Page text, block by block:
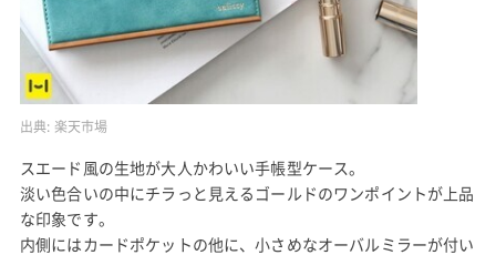
出典: 楽天市場
スエード風の生地が大人かわいい手帳型ケース。
淡い色合いの中にチラっと見えるゴールドのワンポイントが上品
な印象です。
内側にはカードポケットの他に、小さめなオーバルミラーが付い